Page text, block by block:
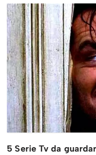
5 Serie Tv da